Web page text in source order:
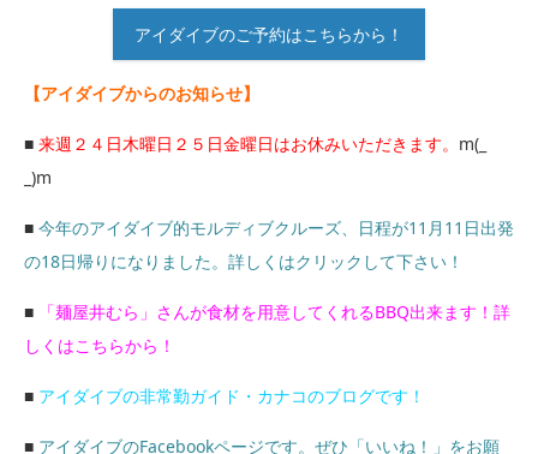
アイダイブのご予約はこちらから！
【アイダイブからのお知らせ】
■ 来週２４日木曜日２５日金曜日はお休みいただきます。 m(_
_)m
■ 今年のアイダイブ的モルディブクルーズ、日程が11月11日出発
の18日帰りになりました。詳しくはクリックして下さい！
■
「麺屋井むら」さんが食材を用意してくれるBBQ出来ます！詳
しくはこちらから！
■ アイダイブの非常勤ガイド・カナコのブログです！
■ アイダイブのFacebookページです。ぜひ「いいね！」をお願